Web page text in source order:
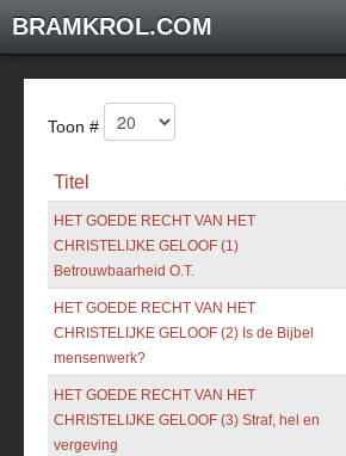
BRAMKROL.COM
Toon #
Titel
HET GOEDE RECHT VAN HET
CHRISTELIJKE GELOOF (1)
Betrouwbaarheid O.T.
HET GOEDE RECHT VAN HET
CHRISTELIJKE GELOOF (2) Is de Bijbel
mensenwerk?
HET GOEDE RECHT VAN HET
CHRISTELIJKE GELOOF (3) Straf, hel en
vergeving